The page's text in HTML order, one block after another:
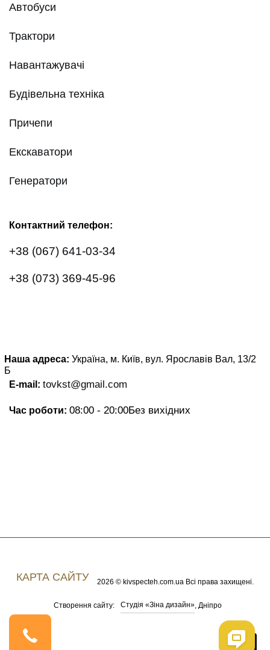
Автобуси
Трактори
Навантажувачі
Будівельна техніка
Причепи
Екскаватори
Генератори
Контактний телефон:
+38 (067) 641-03-34
+38 (073) 369-45-96
Наша адреса: Україна, м. Київ, вул. Ярославів Вал, 13/2
Б
E-mail: tovkst@gmail.com
Час роботи: 08:00 - 20:00Без вихідних
КАРТА САЙТУ 2026 © kivspecteh.com.ua Всі права захищені.
Створення сайту: Студія «Зіна дизайн», Дніпро